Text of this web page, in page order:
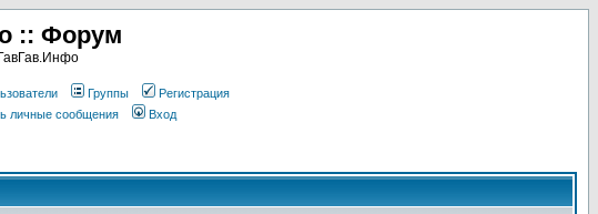
:: Форум
Группы
Регистрация
личные сообщения Вход